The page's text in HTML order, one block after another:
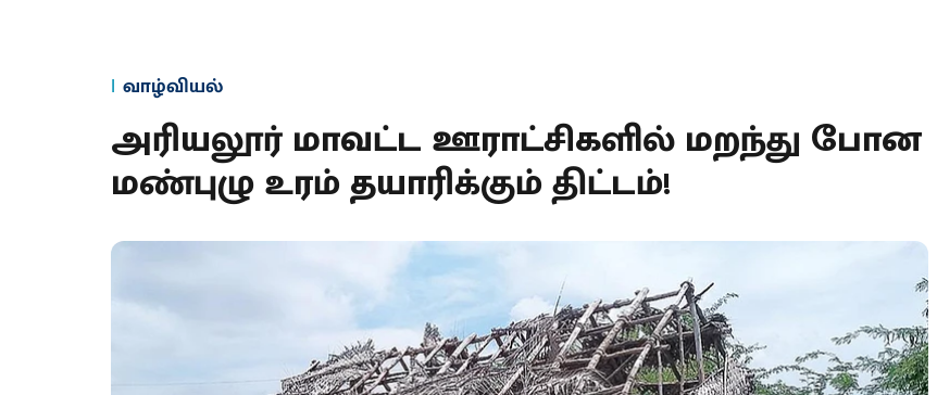
வாழ்வியல்
அரியலூர் மாவட்ட ஊராட்சிகளில் மறந்து போன
மண்புழு உரம் தயாரிக்கும் திட்டம்!